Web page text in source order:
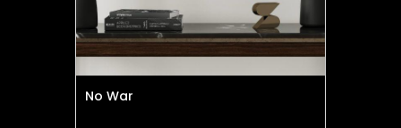
No War